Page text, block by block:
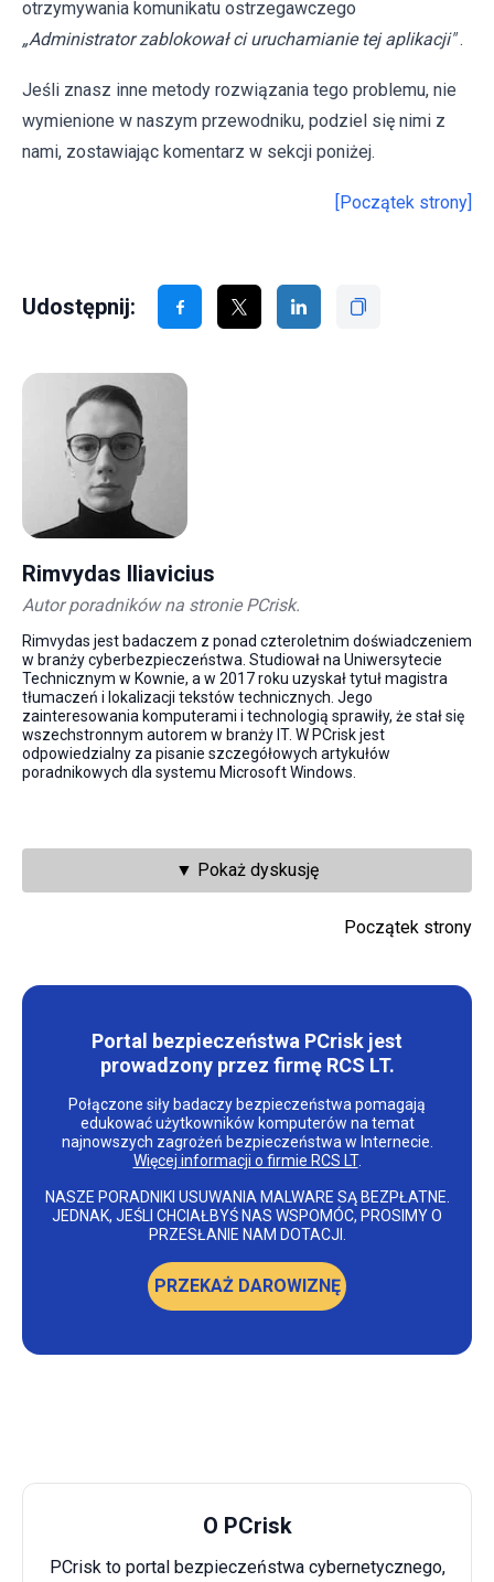
otrzymywania komunikatu ostrzegawczego
„Administrator zablokował ci uruchamianie tej aplikacji" .
Jeśli znasz inne metody rozwiązania tego problemu, nie
wymienione w naszym przewodniku, podziel się nimi z
nami, zostawiając komentarz w sekcji poniżej.
[Początek strony]
Udostępnij:
Rimvydas Iliavicius
Autor poradników na stronie PCrisk.
Rimvydas jest badaczem z ponad czteroletnim doświadczeniem
w branży cyberbezpieczeństwa. Studiował na Uniwersytecie
Technicznym w Kownie, a w 2017 roku uzyskał tytuł magistra
tłumaczeń i lokalizacji tekstów technicznych. Jego
zainteresowania komputerami i technologią sprawiły, że stał się
wszechstronnym autorem w branży IT. W PCrisk jest
odpowiedzialny za pisanie szczegółowych artykułów
poradnikowych dla systemu Microsoft Windows.
▼ Pokaż dyskusję
Początek strony
Portal bezpieczeństwa PCrisk jest
prowadzony przez firmę RCS LT.
Połączone siły badaczy bezpieczeństwa pomagają
edukować użytkowników komputerów na temat
najnowszych zagrożeń bezpieczeństwa w Internecie.
Więcej informacji o firmie RCS LT.
NASZE PORADNIKI USUWANIA MALWARE SĄ BEZPŁATNE.
JEDNAK, JEŚLI CHCIAŁBYŚ NAS WSPOMÓC, PROSIMY O
PRZESŁANIE NAM DOTACJI.
PRZEKAŻ DAROWIZNĘ
O PCrisk
PCrisk to portal bezpieczeństwa cybernetycznego,